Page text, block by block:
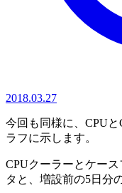
2018.03.27
今回も同様に、CPU
ラフに示します。
CPUクーラーとケー
タと、増設前の5日分